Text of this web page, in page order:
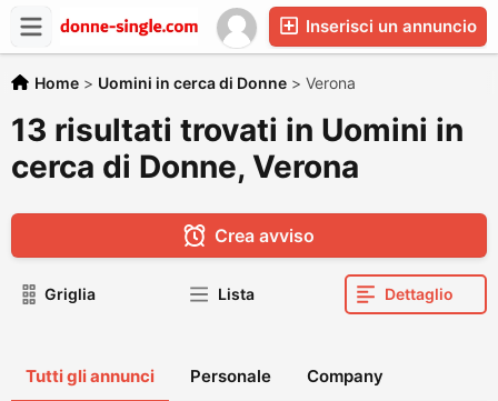
Inserisci un annuncio
Home > Uomini in cerca di Donne > Verona
13 risultati trovati in Uomini in
cerca di Donne, Verona
Crea avviso
Griglia Lista Dettaglio
Tutti gli annunci Personale Company